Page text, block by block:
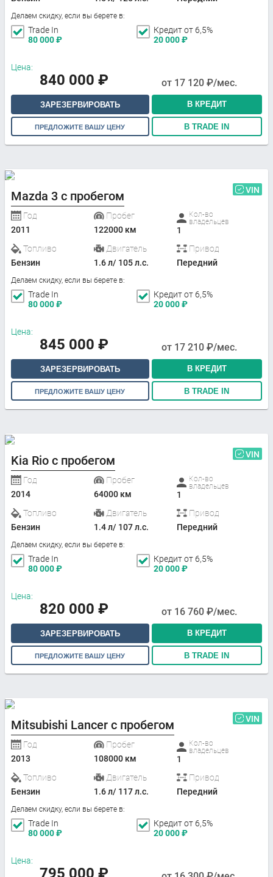
Делаем скидку, если вы берете в:
Trade In
80 000₽
Кредит от 6,5%
20 000₽
Цена:
840 000 ₽ от 17 120 ₽/мес.
ЗАРЕЗЕРВИРОВАТЬ В КРЕДИТ
ПРЕДЛОЖИТЕ ВАШУ ЦЕНУ В TRADE IN
Mazda 3 с пробегом VIN
Год
2011
Пробег
122000 км
Кол-во
владельцев
1
Топливо
Бензин
Двигатель
1.6 л/ 105 л.с.
Привод
Передний
Делаем скидку, если вы берете в:
Trade In
80 000₽
Кредит от 6,5%
20 000₽
Цена:
845 000 ₽ от 17 210 ₽/мес.
ЗАРЕЗЕРВИРОВАТЬ В КРЕДИТ
ПРЕДЛОЖИТЕ ВАШУ ЦЕНУ В TRADE IN
Kia Rio с пробегом VIN
Год
2014
Пробег
64000 км
Кол-во
владельцев
1
Топливо
Бензин
Двигатель
1.4 л/ 107 л.с.
Привод
Передний
Делаем скидку, если вы берете в:
Trade In
80 000₽
Кредит от 6,5%
20 000₽
Цена:
820 000 ₽ от 16 760 ₽/мес.
ЗАРЕЗЕРВИРОВАТЬ В КРЕДИТ
ПРЕДЛОЖИТЕ ВАШУ ЦЕНУ В TRADE IN
Mitsubishi Lancer с пробегом VIN
Год
2013
Пробег
108000 км
Кол-во
владельцев
1
Топливо
Бензин
Двигатель
1.6 л/ 117 л.с.
Привод
Передний
Делаем скидку, если вы берете в:
Trade In
80 000₽
Кредит от 6,5%
20 000₽
Цена: